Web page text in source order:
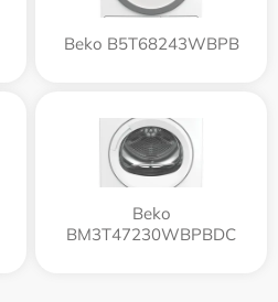
Beko B5T68243WBPB
Beko
BM3T47230WBPBDC